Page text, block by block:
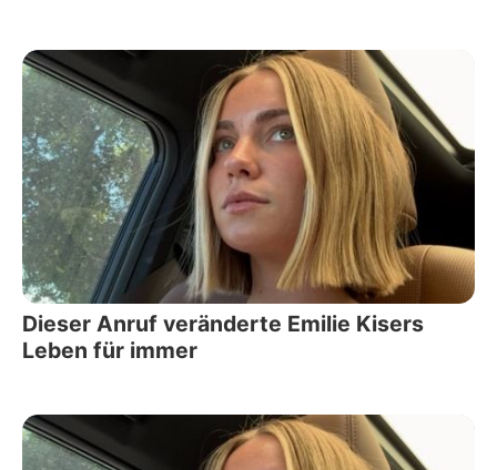
Dieser Anruf veränderte Emilie Kisers
Leben für immer